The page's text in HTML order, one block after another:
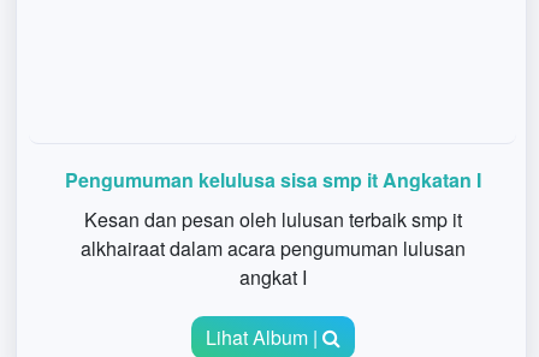
Pengumuman kelulusa sisa smp it Angkatan I
Kesan dan pesan oleh lulusan terbaik smp it
alkhairaat dalam acara pengumuman lulusan
angkat I
Lihat Album |